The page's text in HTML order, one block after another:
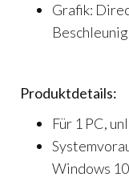
Grafik:
Produktdetails:
Für 1 PC,
Windows 10